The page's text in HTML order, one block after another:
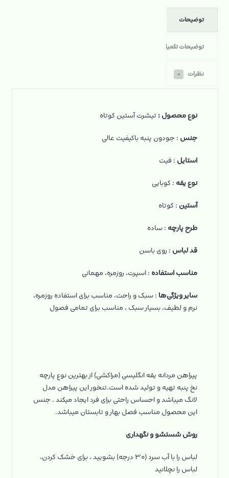
توضیحات
توضیحات تکمیلی
نظرات ۰
نوع محصول : تیشرت آستین کوتاه
جنس : جودون پنبه باکیفیت عالی
استایل : فیت
نوع یقه : کوبایی
آستین : کوتاه
طرح پارچه : ساده
قد لباس : روی باسن
مناسب استفاده : اسپرت، روزمره، مهمانی
سایر ویژگی‌ها : سبک و راحت، مناسب برای استفاده روزمره،
نرم و لطیف، بسیار سبک ، مناسب برای تمامی فصول
پیراهن مردانه یقه انگلیسی (مراکشی) از بهترین نوع پارچه
نخ پنبه تهیه و تولید شده است.تنخور این پیراهن مدل
لانگ میباشد و احساس راحتی برای فرد ایجاد میکند . جنس
این محصول مناسب فصل بهار و تابستان میباشد.
روش شستشو و نگهداری
لباس را با آب سرد (۳۰ درجه) بشویید ، برای خشک کردن،
لباس را نچلانید